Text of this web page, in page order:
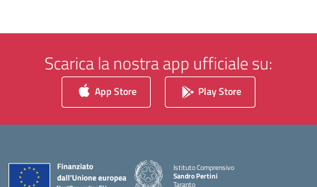
Scarica la nostra app ufficiale su:
App Store Play Store
Istituto Comprensivo
Sandro Pertini
Taranto